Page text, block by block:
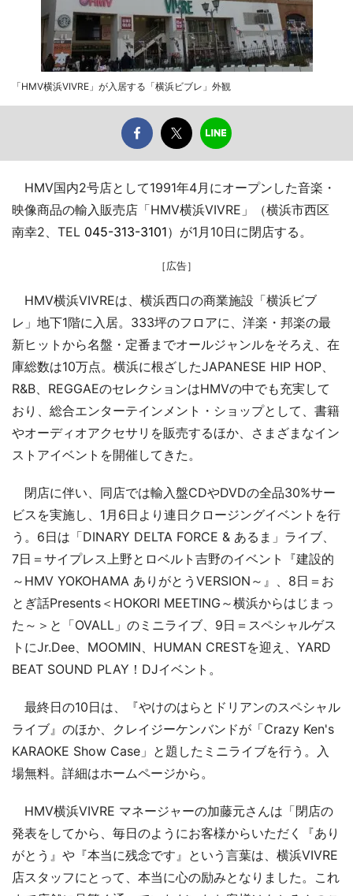
「HMV横浜VIVRE」が入居する「横浜ビブレ」外観
HMV国内2号店として1991年4月にオープンした音楽・
映像商品の輸入販売店「HMV横浜VIVRE」（横浜市西区
南幸2、TEL 045-313-3101）が1月10日に閉店する。
［広告］
HMV横浜VIVREは、横浜西口の商業施設「横浜ビブ
レ」地下1階に入居。333坪のフロアに、洋楽・邦楽の最
新ヒットから名盤・定番までオールジャンルをそろえ、在
庫総数は10万点。横浜に根ざしたJAPANESE HIP HOP、
R&B、REGGAEのセレクションはHMVの中でも充実して
おり、総合エンターテインメント・ショップとして、書籍
やオーディオアクセサリを販売するほか、さまざまなイン
ストアイベントを開催してきた。
閉店に伴い、同店では輸入盤CDやDVDの全品30%サー
ビスを実施し、1月6日より連日クロージングイベントを行
う。6日は「DINARY DELTA FORCE & あるま」ライブ、
7日＝サイプレス上野とロベルト吉野のイベント『建設的
～HMV YOKOHAMA ありがとうVERSION～』、8日＝お
とぎ話Presents＜HOKORI MEETING～横浜からはじまっ
た～＞と「OVALL」のミニライブ、9日＝スペシャルゲス
トにJr.Dee、MOOMIN、HUMAN CRESTを迎え、YARD
BEAT SOUND PLAY！DJイベント。
最終日の10日は、『やけのはらとドリアンのスペシャル
ライブ』のほか、クレイジーケンバンドが「Crazy Ken's
KARAOKE Show Case」と題したミニライブを行う。入
場無料。詳細はホームページから。
HMV横浜VIVRE マネージャーの加藤元さんは「閉店の
発表をしてから、毎日のようにお客様からいただく『あり
がとう』や『本当に残念です』という言葉は、横浜VIVRE
店スタッフにとって、本当に心の励みとなりました。これ